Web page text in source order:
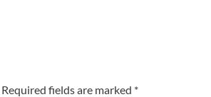
Required fields are marked *